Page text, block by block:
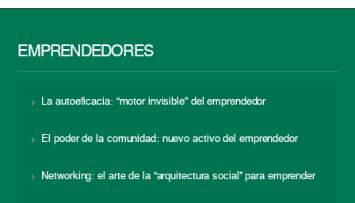
EMPRENDEDORES
La autoeficacia: “motor invisible” del emprendedor
El poder de la comunidad: nuevo activo del emprendedor
Networking: el arte de la “arquitectura social” para emprender